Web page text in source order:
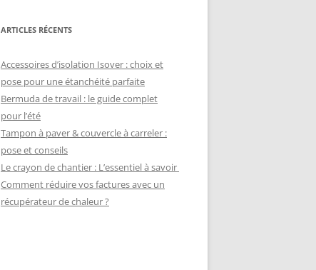
ARTICLES RÉCENTS
Accessoires d’isolation Isover : choix et
pose pour une étanchéité parfaite
Bermuda de travail : le guide complet
pour l’été
Tampon à paver & couvercle à carreler :
pose et conseils
Le crayon de chantier : L’essentiel à savoir
Comment réduire vos factures avec un
récupérateur de chaleur ?